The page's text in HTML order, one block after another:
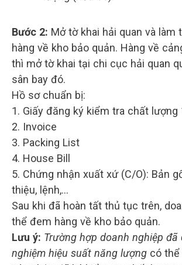
Bước 2: Mở tờ khai hải quan và làm
hàng về kho bảo quản. Hàng về
thì mở tờ khai tại chi cục hải quan
sân bay đó.
Hồ sơ chuẩn bị:
1. Giấy đăng ký kiểm tra chất lượng
2. Invoice
3. Packing List
4. House Bill
5. Chứng nhận xuất xứ (C/O): Bản
thiệu, lệnh,…
Sau khi đã hoàn tất thủ tục trên,
thể đem hàng về kho bảo quản.
Lưu ý: Trường hợp doanh nghiệp
nghiệm hiệu suất năng lượng có thể